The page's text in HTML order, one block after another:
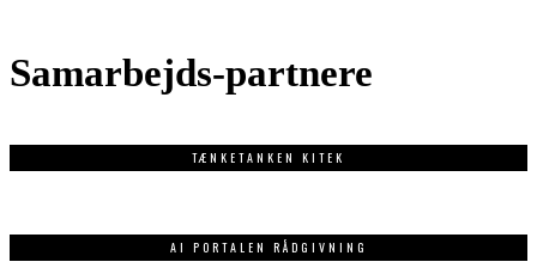
Samarbejds-partnere
TÆNKETANKEN KITEK
AI PORTALEN RÅDGIVNING